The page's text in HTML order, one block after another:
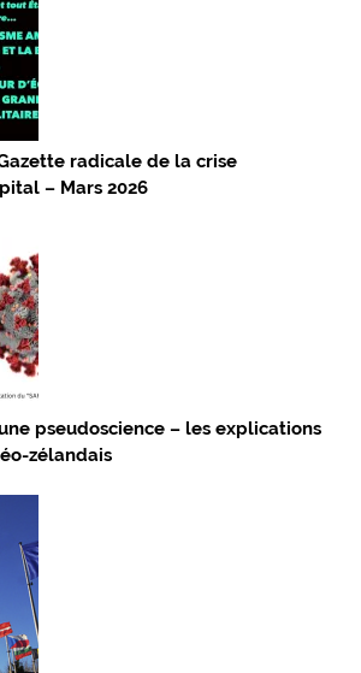
radicale de la crise
– Mars 2026
pseudoscience – les explications
zélandais